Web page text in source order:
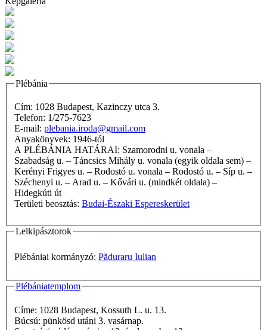
Plébánia
Cím: 1028 Budapest, Kazinczy utca 3.
Telefon: 1/275-7623
E-mail: plebania.iroda@gmail.com
Anyakönyvek: 1946-tól
A PLÉBÁNIA HATÁRAI: Szamorodni u. vonala –
Szabadság u. – Táncsics Mihály u. vonala (egyik oldala sem) –
Kerényi Frigyes u. – Rodostó u. vonala – Rodostó u. – Síp u. –
Széchenyi u. – Arad u. – Kővári u. (mindkét oldala) –
Hidegkúti út
Területi beosztás: Budai-Északi Espereskerület
Lelkipásztorok
Plébániai kormányzó: Păduraru Iulian
Plébániatemplom
Címe: 1028 Budapest, Kossuth L. u. 13.
Búcsú: pünkösd utáni 3. vasárnap.